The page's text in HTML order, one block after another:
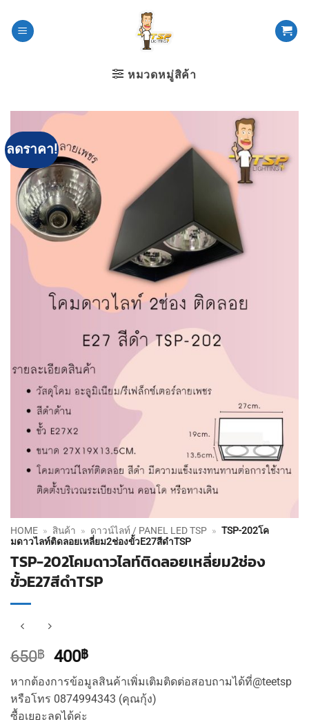
หมวดหมู่สิค้า
ลดราคา!
HOME » สินค้า » ดาวน์ไลท์ / PANEL LED TSP » TSP-202โค
มดาวไลท์ติดลอยเหลี่ยม2ช่องขั้วE27สีดำTSP
TSP-202โคมดาวไลท์ติดลอยเหลี่ยม2ช่อง
ขั้วE27สีดำTSP
650฿
Original
price
was:
650฿.
400฿Current
price
is:
400฿.
หากต้องการข้อมูลสินค้าเพิ่มเติมติดต่อสอบถามได้ที่@teetsp
หรือโทร 0874994343 (คุณกุ้ง)
ซื้อเยอะลดได้ค่ะ